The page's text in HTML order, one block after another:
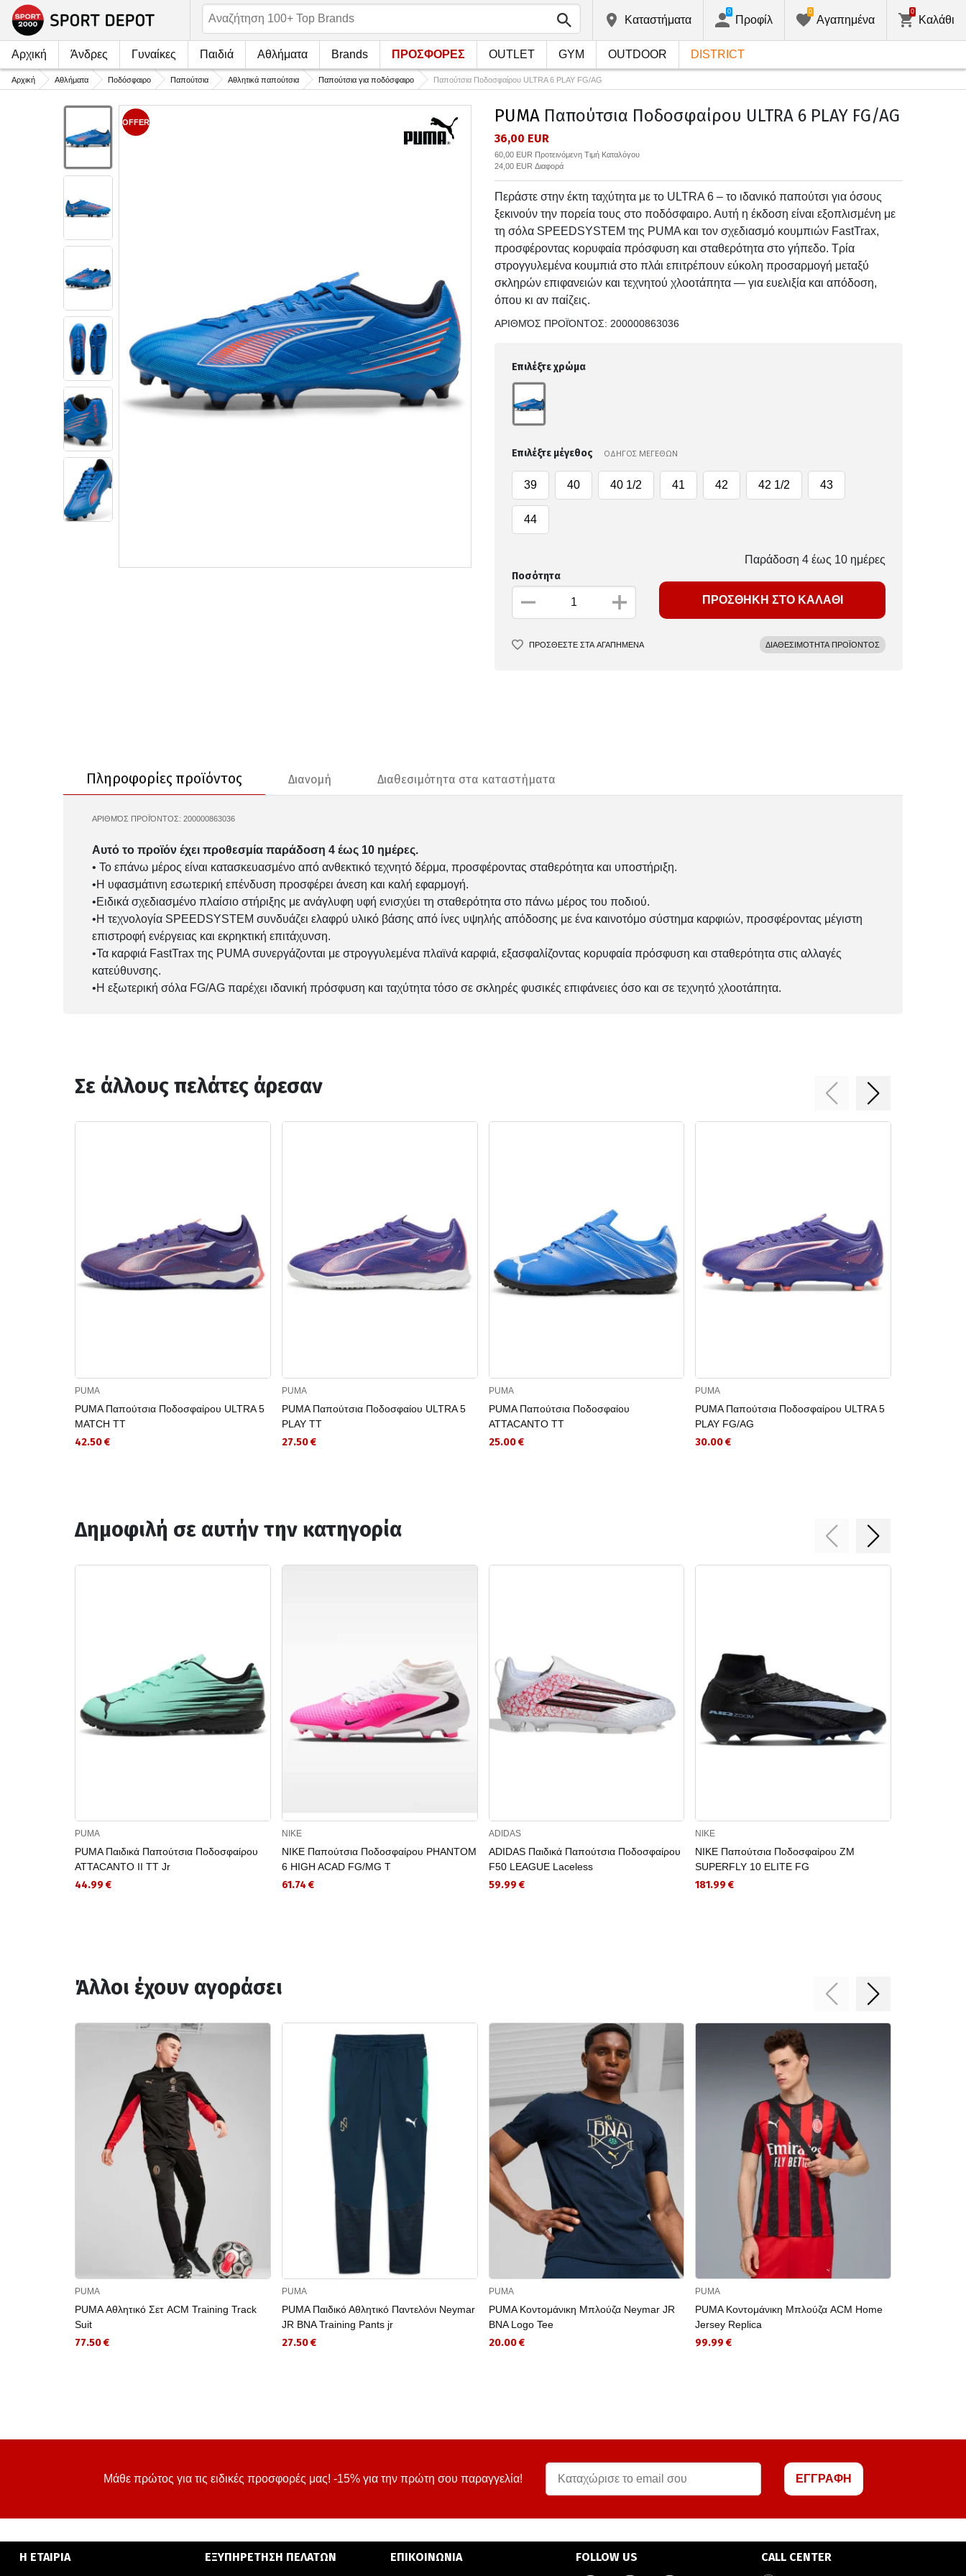
Kαταστήματα Προφίλ
0
Αγαπημένα
0
Καλάθι
0
Αρχική Άνδρες Γυναίκες Παιδιά Αθλήματα Brands ΠΡΟΣΦΟΡΕΣ OUTLET GYM OUTDOOR DISTRICT
Αρχική Αθλήματα Ποδόσφαιρο Παπούτσια Αθλητικά παπούτσια Παπούτσια για ποδόσφαιρο Παπούτσια Ποδοσφαίρου ULTRA 6 PLAY FG/AG
OFFER PUMA Παπούτσια Ποδοσφαίρου ULTRA 6 PLAY FG/AG
36,00 EUR
60,00 EUR Προτεινόμενη Τιμή Καταλόγου
24,00 EUR Διαφορά
Περάστε στην έκτη ταχύτητα με το ULTRA 6 – το ιδανικό παπούτσι για όσους
ξεκινούν την πορεία τους στο ποδόσφαιρο. Αυτή η έκδοση είναι εξοπλισμένη με
τη σόλα SPEEDSYSTEM της PUMA και τον σχεδιασμό κουμπιών FastTrax,
προσφέροντας κορυφαία πρόσφυση και σταθερότητα στο γήπεδο. Τρία
στρογγυλεμένα κουμπιά στο πλάι επιτρέπουν εύκολη προσαρμογή μεταξύ
σκληρών επιφανειών και τεχνητού χλοοτάπητα — για ευελιξία και απόδοση,
όπου κι αν παίζεις.
ΑΡΙΘΜΌΣ ΠΡΟΪΌΝΤΟΣ: 200000863036
Επιλέξτε χρώμα
Επιλέξτε μέγεθος ΟΔΗΓΟΣ ΜΕΓΕΘΩΝ
39 40 40 1/2 41 42 42 1/2 43
44
Παράδοση 4 έως 10 ημέρες
Ποσότητα
ΠΡΟΣΘΗΚΗ ΣΤΟ ΚΑΛΑΘΙ
ΠΡΟΣΘΕΣΤΕ ΣΤΑ ΑΓΑΠΗΜΕΝΑ ΔΙΑΘΕΣΙΜΟΤΗΤΑ ΠΡΟΪΟΝΤΟΣ
Πληροφορίες προϊόντος Διανομή Διαθεσιμότητα στα καταστήματα
ΑΡΙΘΜΌΣ ΠΡΟΪΌΝΤΟΣ: 200000863036
Αυτό το προϊόν έχει προθεσμία παράδοση 4 έως 10 ημέρες.
• Το επάνω μέρος είναι κατασκευασμένο από ανθεκτικό τεχνητό δέρμα, προσφέροντας σταθερότητα και υποστήριξη.
•Η υφασμάτινη εσωτερική επένδυση προσφέρει άνεση και καλή εφαρμογή.
•Ειδικά σχεδιασμένο πλαίσιο στήριξης με ανάγλυφη υφή ενισχύει τη σταθερότητα στο πάνω μέρος του ποδιού.
•Η τεχνολογία SPEEDSYSTEM συνδυάζει ελαφρύ υλικό βάσης από ίνες υψηλής απόδοσης με ένα καινοτόμο σύστημα καρφιών, προσφέροντας μέγιστη
επιστροφή ενέργειας και εκρηκτική επιτάχυνση.
•Τα καρφιά FastTrax της PUMA συνεργάζονται με στρογγυλεμένα πλαϊνά καρφιά, εξασφαλίζοντας κορυφαία πρόσφυση και σταθερότητα στις αλλαγές
κατεύθυνσης.
•Η εξωτερική σόλα FG/AG παρέχει ιδανική πρόσφυση και ταχύτητα τόσο σε σκληρές φυσικές επιφάνειες όσο και σε τεχνητό χλοοτάπητα.
Σε άλλους πελάτες άρεσαν
PUMA
PUMA Παπούτσια Ποδοσφαίρου ULTRA 5
MATCH TT
42.50 €
PUMA
PUMA Παπούτσια Ποδοσφαίου ULTRA 5
PLAY TT
27.50 €
PUMA
PUMA Παπούτσια Ποδοσφαίου
ATTACANTO TT
25.00 €
PUMA
PUMA Παπούτσια Ποδοσφαίρου ULTRA 5
PLAY FG/AG
30.00 €
Δημοφιλή σε αυτήν την κατηγορία
PUMA
PUMA Παιδικά Παπούτσια Ποδοσφαίρου
ATTACANTO II TT Jr
44.99 €
NIKE
NIKE Παπούτσια Ποδοσφαίρου PHANTOM
6 HIGH ACAD FG/MG T
61.74 €
ADIDAS
ADIDAS Παιδικά Παπούτσια Ποδοσφαίρου
F50 LEAGUE Laceless
59.99 €
NIKE
NIKE Παπούτσια Ποδοσφαίρου ZM
SUPERFLY 10 ELITE FG
181.99 €
Άλλοι έχουν αγοράσει
PUMA
PUMA Αθλητικό Σετ ACM Training Track
Suit
77.50 €
PUMA
PUMA Παιδικό Αθλητικό Παντελόνι Neymar
JR BNA Training Pants jr
27.50 €
PUMA
PUMA Κοντομάνικη Μπλούζα Neymar JR
BNA Logo Tee
20.00 €
PUMA
PUMA Κοντομάνικη Μπλούζα ACM Home
Jersey Replica
99.99 €
Μάθε πρώτος για τις ειδικές προσφορές μας! -15% για την πρώτη σου παραγγελία! ΕΓΓΡΑΦΗ
Η ΕΤΑΙΡΙΑ ΕΞΥΠΗΡΕΤΗΣΗ ΠΕΛΑΤΩΝ ΕΠΙΚΟΙΝΩΝΙΑ FOLLOW US CALL CENTER